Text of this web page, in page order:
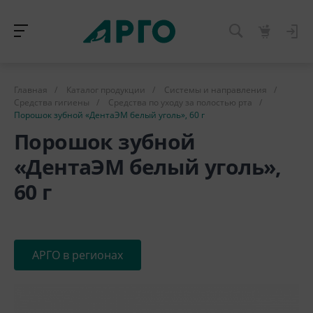
Главная / Каталог продукции / Системы и направления
/
Средства гигиены
/ Средства по уходу за полостью рта
/
Порошок зубной «ДентаЭМ белый уголь», 60 г
Порошок зубной
«ДентаЭМ белый уголь»,
60 г
АРГО в регионах